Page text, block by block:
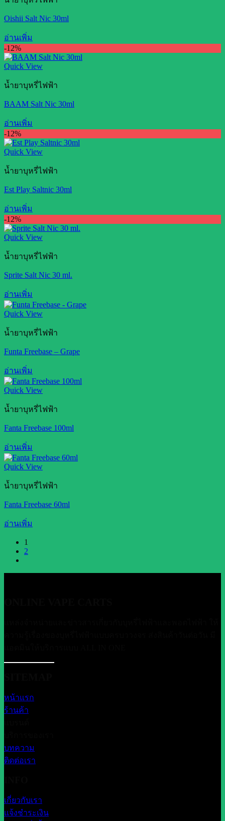
Oishii Salt Nic 30ml
อ่านเพิ่ม
-12%
Quick View
น้ำยาบุหรี่ไฟฟ้า
BAAM Salt Nic 30ml
อ่านเพิ่ม
-12%
Quick View
น้ำยาบุหรี่ไฟฟ้า
Est Play Saltnic 30ml
อ่านเพิ่ม
-12%
Quick View
น้ำยาบุหรี่ไฟฟ้า
Sprite Salt Nic 30 ml.
อ่านเพิ่ม
Quick View
น้ำยาบุหรี่ไฟฟ้า
Funta Freebase – Grape
อ่านเพิ่ม
Quick View
น้ำยาบุหรี่ไฟฟ้า
Fanta Freebase 100ml
อ่านเพิ่ม
Quick View
น้ำยาบุหรี่ไฟฟ้า
Fanta Freebase 60ml
อ่านเพิ่ม
1
2
หน้าแรก
ร้านค้า
บทความ
ติดต่อเรา
เกี่ยวกับเรา
แจ้งชำระเงิน